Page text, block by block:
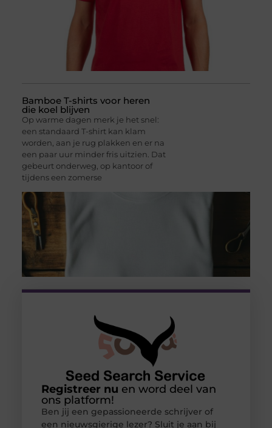
Bamboe T-shirts voor heren
die koel blijven
Op warme dagen merk je het snel:
een standaard T-shirt kan klam
worden, aan je rug plakken en er na
een paar uur minder fris uitzien. Dat
gebeurt onderweg, op kantoor of
tijdens een zomerse
Registreer nu en word deel van
ons platform!
Ben jij een gepassioneerde schrijver of
een nieuwsgierige lezer? Sluit je aan bij